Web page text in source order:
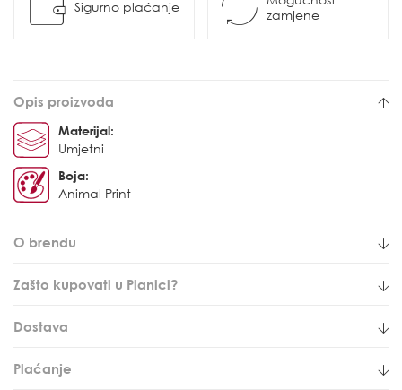
Sigurno plaćanje
zamjene
Opis proizvoda
Materijal:
Umjetni
Boja:
Animal Print
O brendu
Zašto kupovati u Planici?
Dostava
Plaćanje